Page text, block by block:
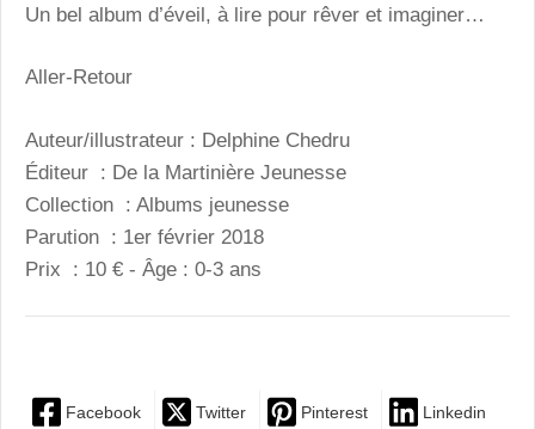
Un bel album d’éveil, à lire pour rêver et imaginer…
Aller-Retour
Auteur/illustrateur : Delphine Chedru
Éditeur : De la Martinière Jeunesse
Collection : Albums jeunesse
Parution : 1er février 2018
Prix : 10 € - Âge : 0-3 ans
Facebook Twitter Pinterest Linkedin